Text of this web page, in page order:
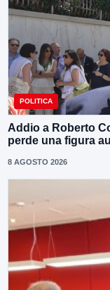
POLITICA
Addio a Roberto
perde una figura
8 AGOSTO 2026